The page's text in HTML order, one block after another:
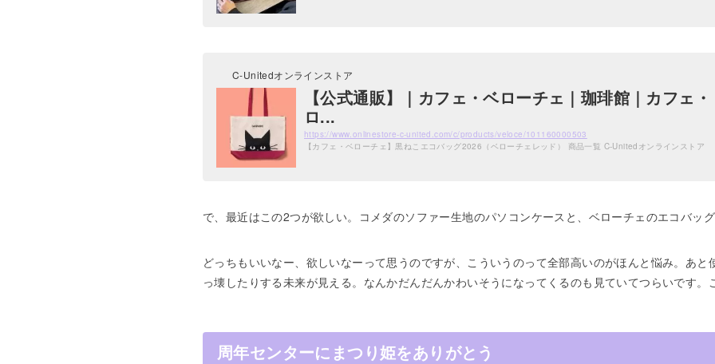
C-Unitedオンラインストア
【公式通販】｜カフェ・ベローチェ｜珈琲館｜カフェ
ロ...
https://www.onlinestore-c-united.com/c/products/veloce/101160000503
【カフェ・ベローチェ】黒ねこエコバッグ2026（ベローチェレッド） 商品一覧 C-Unitedオンラインストア
で、最近はこの2つが欲しい。コメダのソファー生地のパソコンケースと、ベローチェのエコバッ
どっちもいいなー、欲しいなーって思うのですが、こういうのって全部高いのがほんと悩み。あ
っ壊したりする未来が見える。なんかだんだんかわいそうになってくるのも見ていてつらいです。
周年センターにまつり姫をありがとう